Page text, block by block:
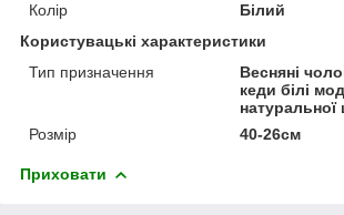
Колір
Білий
Користувацькі характеристики
Тип призначення
Весняні
кеди білі
натуральної
Розмір
40-26см
Приховати